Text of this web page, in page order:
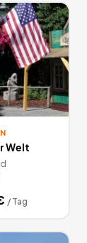
und werden
Welt
/ Tag